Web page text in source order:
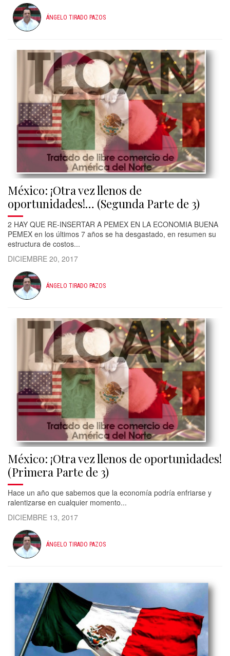
ÁNGELO TIRADO PAZOS
México: ¡Otra vez llenos de
oportunidades!… (Segunda Parte de 3)
2 HAY QUE RE-INSERTAR A PEMEX EN LA ECONOMIA BUENA
PEMEX en los últimos 7 años se ha desgastado, en resumen su
estructura de costos...
DICIEMBRE 20, 2017
ÁNGELO TIRADO PAZOS
México: ¡Otra vez llenos de oportunidades!
(Primera Parte de 3)
Hace un año que sabemos que la economía podría enfriarse y
ralentizarse en cualquier momento...
DICIEMBRE 13, 2017
ÁNGELO TIRADO PAZOS